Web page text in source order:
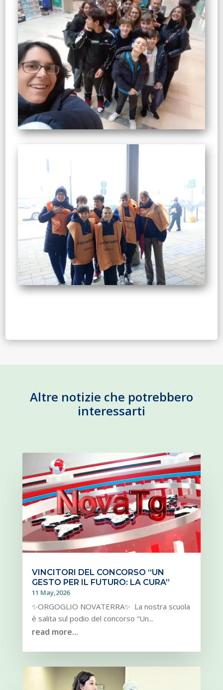
Altre notizie che potrebbero
interessarti
VINCITORI DEL CONCORSO “UN
GESTO PER IL FUTURO: LA CURA”
11 May,2026
✨ORGOGLIO NOVATERRA✨ La nostra scuola
è salita sul podio del concorso “Un...
read more...